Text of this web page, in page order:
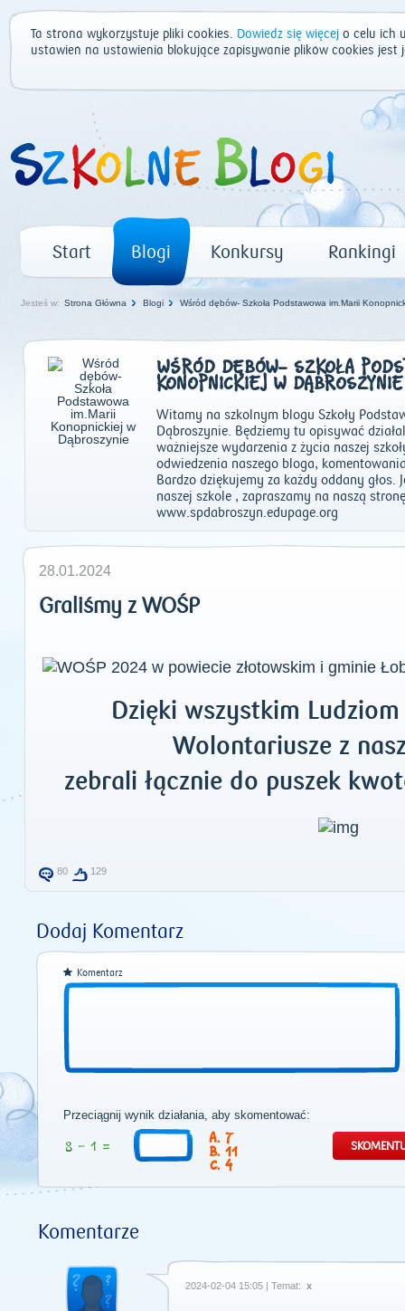
Ta strona wykorzystuje pliki cookies. Dowiedz się więcej o celu ich
ustawień na ustawienia blokujące zapisywanie plików cookies
Start Blogi Konkursy Rankingi
Jesteś w: Strona Główna Blogi Wśród dębów- Szkoła Podstawowa im.Marii
WŚRÓD DĘBÓW- SZKOŁA
KONOPNICKIEJ W DĄBROSZYNIE
Witamy na szkolnym blogu Szkoły
Dąbroszynie. Będziemy tu opisywać
ważniejsze wydarzenia z życia naszej
odwiedzenia naszego bloga,
Bardzo dziękujemy za każdy oddany głos.
naszej szkole , zapraszamy na naszą
www.spdabroszyn.edupage.org
28.01.2024
Graliśmy z WOŚP
Dzięki wszystkim
Wolontariusze z
zebrali łącznie do puszek
80 129
Dodaj Komentarz
Komentarz
Przeciągnij wynik działania, aby skomentować:
7
11
4
Komentarze
2024-02-04 15:05 | Temat: x